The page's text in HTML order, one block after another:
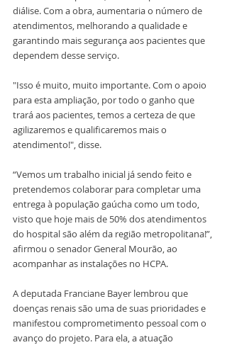
diálise. Com a obra, aumentaria o número de
atendimentos, melhorando a qualidade e
garantindo mais segurança aos pacientes que
dependem desse serviço.
"Isso é muito, muito importante. Com o apoio
para esta ampliação, por todo o ganho que
trará aos pacientes, temos a certeza de que
agilizaremos e qualificaremos mais o
atendimento!", disse.
“Vemos um trabalho inicial já sendo feito e
pretendemos colaborar para completar uma
entrega à população gaúcha como um todo,
visto que hoje mais de 50% dos atendimentos
do hospital são além da região metropolitana!”,
afirmou o senador General Mourão, ao
acompanhar as instalações no HCPA.
A deputada Franciane Bayer lembrou que
doenças renais são uma de suas prioridades e
manifestou comprometimento pessoal com o
avanço do projeto. Para ela, a atuação